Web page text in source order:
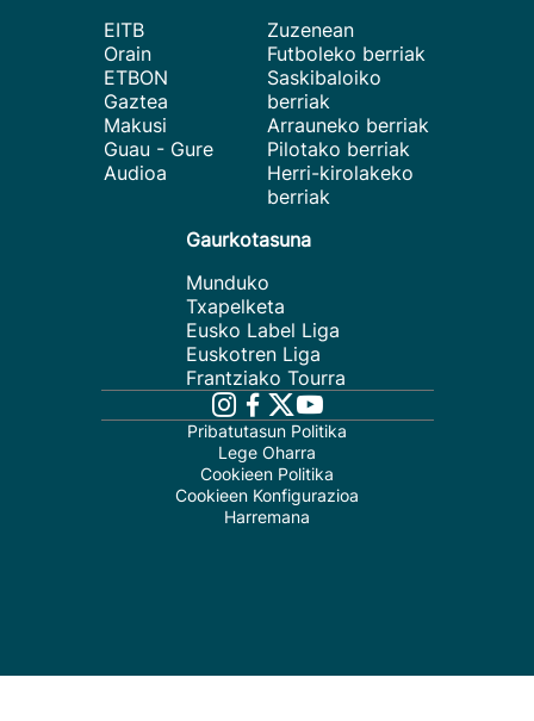
EITB
Orain
ETBON
Gaztea
Makusi
Guau - Gure
Audioa
Zuzenean
Futboleko berriak
Saskibaloiko
berriak
Arrauneko berriak
Pilotako berriak
Herri-kirolakeko
berriak
Gaurkotasuna
Munduko
Txapelketa
Eusko Label Liga
Euskotren Liga
Frantziako Tourra
Pribatutasun Politika
Lege Oharra
Cookieen Politika
Cookieen Konfigurazioa
Harremana